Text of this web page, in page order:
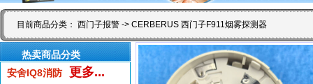
目前商品分类： 西门子报警 -> CERBERUS 西门子F911烟雾探测器
热卖商品分类
安舍IQ8消防
更多...